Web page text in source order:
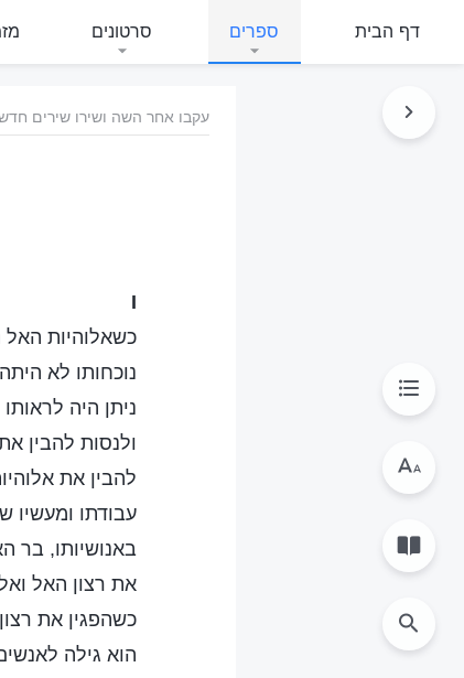
דף הבית ספרים סרטונים
עקבו אחר השה ושירו שירים
I
כשאלוהיות
נוכחותו לא
ניתן היה
ולנסות להבין
להבין את
עבודתו ומעשיו
באנושיותו, בר
את רצון האל
כשהפגין את
הוא גילה